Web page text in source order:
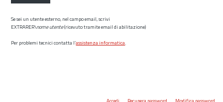
Se sei un utente esterno, nel campo email, scrivi
EXTRARER\nome utente(ricevuto tramite email di abilitazione)
Per problemi tecnici contatta l’assistenza informatica.